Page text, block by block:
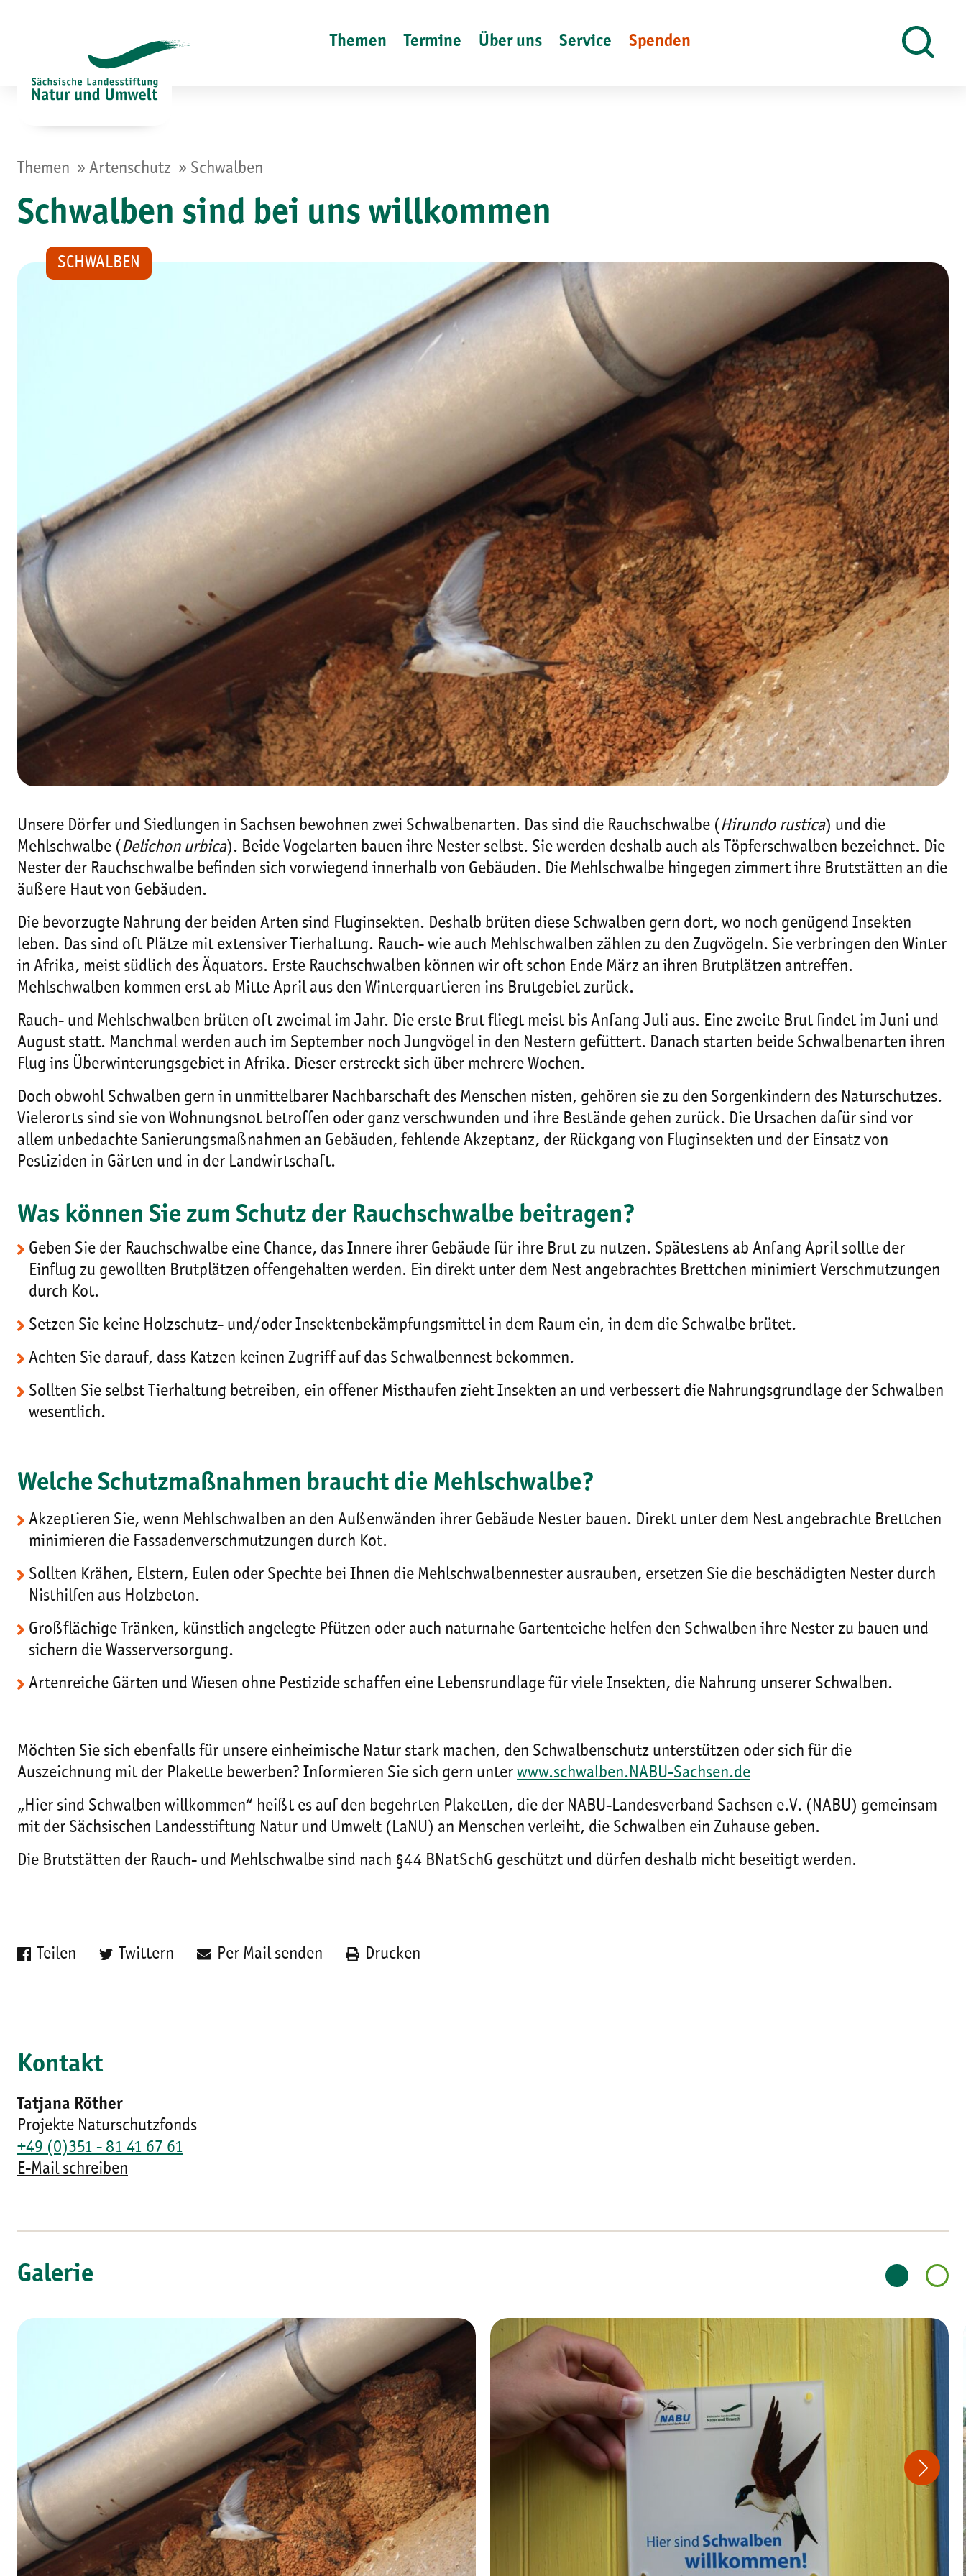
Themen Termine Über uns Service Spenden
Themen » Artenschutz » Schwalben
Schwalben sind bei uns willkommen
SCHWALBEN
Unsere Dörfer und Siedlungen in Sachsen bewohnen zwei Schwalbenarten. Das sind die Rauchschwalbe (Hirundo rustica) und die
Mehlschwalbe (Delichon urbica). Beide Vogelarten bauen ihre Nester selbst. Sie werden deshalb auch als Töpferschwalben bezeichnet. Die
Nester der Rauchschwalbe befinden sich vorwiegend innerhalb von Gebäuden. Die Mehlschwalbe hingegen zimmert ihre Brutstätten an die
äußere Haut von Gebäuden.
Die bevorzugte Nahrung der beiden Arten sind Fluginsekten. Deshalb brüten diese Schwalben gern dort, wo noch genügend Insekten
leben. Das sind oft Plätze mit extensiver Tierhaltung. Rauch- wie auch Mehlschwalben zählen zu den Zugvögeln. Sie verbringen den Winter
in Afrika, meist südlich des Äquators. Erste Rauchschwalben können wir oft schon Ende März an ihren Brutplätzen antreffen.
Mehlschwalben kommen erst ab Mitte April aus den Winterquartieren ins Brutgebiet zurück.
Rauch- und Mehlschwalben brüten oft zweimal im Jahr. Die erste Brut fliegt meist bis Anfang Juli aus. Eine zweite Brut findet im Juni und
August statt. Manchmal werden auch im September noch Jungvögel in den Nestern gefüttert. Danach starten beide Schwalbenarten ihren
Flug ins Überwinterungsgebiet in Afrika. Dieser erstreckt sich über mehrere Wochen.
Doch obwohl Schwalben gern in unmittelbarer Nachbarschaft des Menschen nisten, gehören sie zu den Sorgenkindern des Naturschutzes.
Vielerorts sind sie von Wohnungsnot betroffen oder ganz verschwunden und ihre Bestände gehen zurück. Die Ursachen dafür sind vor
allem unbedachte Sanierungsmaßnahmen an Gebäuden, fehlende Akzeptanz, der Rückgang von Fluginsekten und der Einsatz von
Pestiziden in Gärten und in der Landwirtschaft.
Was können Sie zum Schutz der Rauchschwalbe beitragen?
Geben Sie der Rauchschwalbe eine Chance, das Innere ihrer Gebäude für ihre Brut zu nutzen. Spätestens ab Anfang April sollte der
Einflug zu gewollten Brutplätzen offengehalten werden. Ein direkt unter dem Nest angebrachtes Brettchen minimiert Verschmutzungen
durch Kot.
Setzen Sie keine Holzschutz- und/oder Insektenbekämpfungsmittel in dem Raum ein, in dem die Schwalbe brütet.
Achten Sie darauf, dass Katzen keinen Zugriff auf das Schwalbennest bekommen.
Sollten Sie selbst Tierhaltung betreiben, ein offener Misthaufen zieht Insekten an und verbessert die Nahrungsgrundlage der Schwalben
wesentlich.
Welche Schutzmaßnahmen braucht die Mehlschwalbe?
Akzeptieren Sie, wenn Mehlschwalben an den Außenwänden ihrer Gebäude Nester bauen. Direkt unter dem Nest angebrachte Brettchen
minimieren die Fassadenverschmutzungen durch Kot.
Sollten Krähen, Elstern, Eulen oder Spechte bei Ihnen die Mehlschwalbennester ausrauben, ersetzen Sie die beschädigten Nester durch
Nisthilfen aus Holzbeton.
Großflächige Tränken, künstlich angelegte Pfützen oder auch naturnahe Gartenteiche helfen den Schwalben ihre Nester zu bauen und
sichern die Wasserversorgung.
Artenreiche Gärten und Wiesen ohne Pestizide schaffen eine Lebensrundlage für viele Insekten, die Nahrung unserer Schwalben.
Möchten Sie sich ebenfalls für unsere einheimische Natur stark machen, den Schwalbenschutz unterstützen oder sich für die
Auszeichnung mit der Plakette bewerben? Informieren Sie sich gern unter www.schwalben.NABU-Sachsen.de
„Hier sind Schwalben willkommen“ heißt es auf den begehrten Plaketten, die der NABU-Landesverband Sachsen e.V. (NABU) gemeinsam
mit der Sächsischen Landesstiftung Natur und Umwelt (LaNU) an Menschen verleiht, die Schwalben ein Zuhause geben.
Die Brutstätten der Rauch- und Mehlschwalbe sind nach §44 BNatSchG geschützt und dürfen deshalb nicht beseitigt werden.
Teilen Twittern Per Mail senden Drucken
Kontakt
Tatjana Röther
Projekte Naturschutzfonds
+49 (0)351 - 81 41 67 61
E-Mail schreiben
Galerie